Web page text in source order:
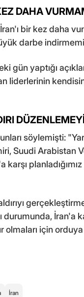
DAHA
bir kez daha
darbe
gün yaptığı
liderlerinin
söylemişti:
Suudi Arabistan
karşı
durumunda, İran'a
olmaları için
İran